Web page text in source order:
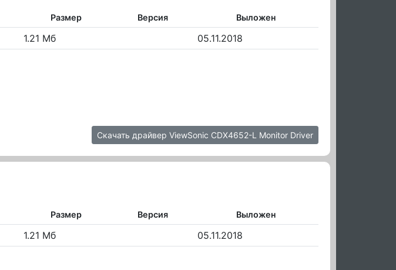
Размер Версия Выложен
1.21 Мб 05.11.2018
Скачать драйвер ViewSonic CDX4652-L Monitor Driver
Размер Версия Выложен
1.21 Мб 05.11.2018